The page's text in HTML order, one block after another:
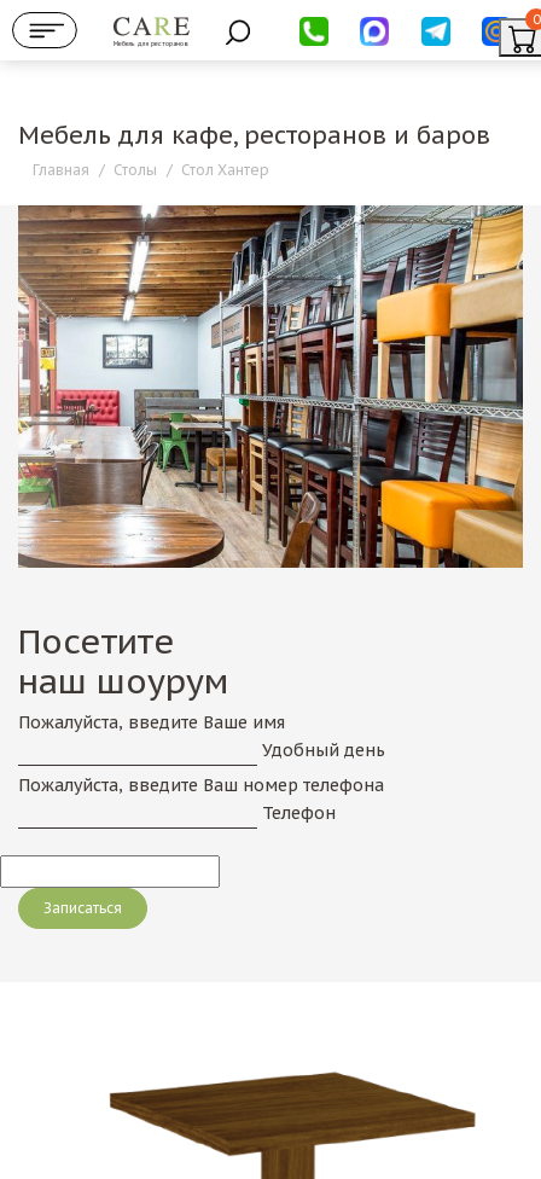
Мебель для ресторанов
0
Мебель для кафе, ресторанов и баров
Главная / Столы / Стол Хантер
Посетите
наш шоурум
Пожалуйста, введите Ваше имя
Удобный день
Пожалуйста, введите Ваш номер телефона
Телефон